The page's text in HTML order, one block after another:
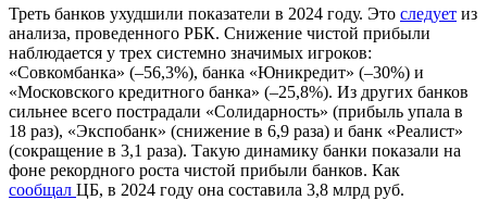
Треть банков ухудшили показатели в 2024 году. Это следует из
анализа, проведенного РБК. Снижение чистой прибыли
наблюдается у трех системно значимых игроков:
«Совкомбанка» (–56,3%), банка «Юникредит» (–30%) и
«Московского кредитного банка» (–25,8%). Из других банков
сильнее всего пострадали «Солидарность» (прибыль упала в
18 раз), «Экспобанк» (снижение в 6,9 раза) и банк «Реалист»
(сокращение в 3,1 раза). Такую динамику банки показали на
фоне рекордного роста чистой прибыли банков. Как
сообщал ЦБ, в 2024 году она составила 3,8 млрд руб.